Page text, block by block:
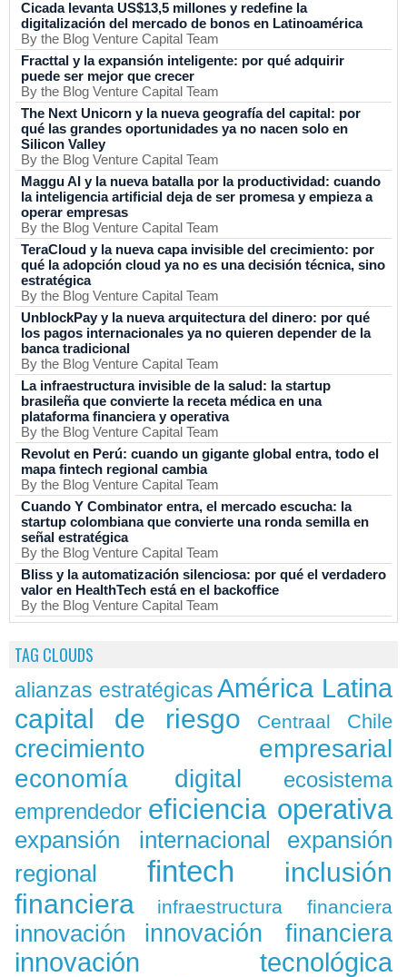
Cicada levanta US$13,5 millones y redefine la
digitalización del mercado de bonos en Latinoamérica
By the Blog Venture Capital Team
Fracttal y la expansión inteligente: por qué adquirir
puede ser mejor que crecer
By the Blog Venture Capital Team
The Next Unicorn y la nueva geografía del capital: por
qué las grandes oportunidades ya no nacen solo en
Silicon Valley
By the Blog Venture Capital Team
Maggu AI y la nueva batalla por la productividad: cuando
la inteligencia artificial deja de ser promesa y empieza a
operar empresas
By the Blog Venture Capital Team
TeraCloud y la nueva capa invisible del crecimiento: por
qué la adopción cloud ya no es una decisión técnica, sino
estratégica
By the Blog Venture Capital Team
UnblockPay y la nueva arquitectura del dinero: por qué
los pagos internacionales ya no quieren depender de la
banca tradicional
By the Blog Venture Capital Team
La infraestructura invisible de la salud: la startup
brasileña que convierte la receta médica en una
plataforma financiera y operativa
By the Blog Venture Capital Team
Revolut en Perú: cuando un gigante global entra, todo el
mapa fintech regional cambia
By the Blog Venture Capital Team
Cuando Y Combinator entra, el mercado escucha: la
startup colombiana que convierte una ronda semilla en
señal estratégica
By the Blog Venture Capital Team
Bliss y la automatización silenciosa: por qué el verdadero
valor en HealthTech está en el backoffice
By the Blog Venture Capital Team
TAG CLOUDS
alianzas estratégicas América Latina
capital de riesgo Centraal Chile
crecimiento empresarial
economía digital
ecosistema
emprendedor eficiencia operativa
expansión internacional
expansión
regional
fintech
inclusión
financiera
infraestructura financiera
innovación innovación financiera
innovación tecnológica